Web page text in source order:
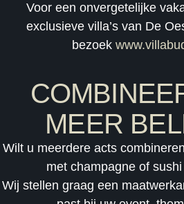
Voor een onvergetelijke
exclusieve villa’s van De
bezoek
MEER
Wilt u meerdere acts
met champagne of sushi
Wij stellen graag een